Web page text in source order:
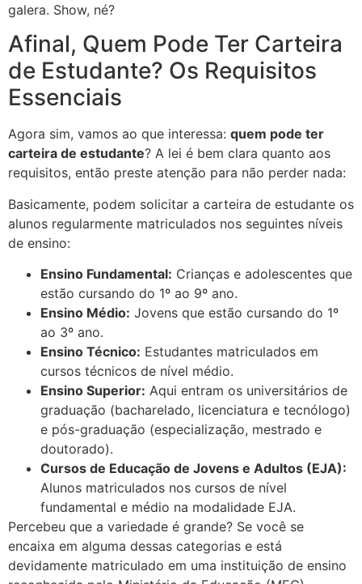
galera. Show, né?
Afinal, Quem Pode Ter Carteira
de Estudante? Os Requisitos
Essenciais
Agora sim, vamos ao que interessa: quem pode ter
carteira de estudante? A lei é bem clara quanto aos
requisitos, então preste atenção para não perder nada:
Basicamente, podem solicitar a carteira de estudante os
alunos regularmente matriculados nos seguintes níveis
de ensino:
Ensino Fundamental: Crianças e adolescentes que
estão cursando do 1º ao 9º ano.
Ensino Médio: Jovens que estão cursando do 1º
ao 3º ano.
Ensino Técnico: Estudantes matriculados em
cursos técnicos de nível médio.
Ensino Superior: Aqui entram os universitários de
graduação (bacharelado, licenciatura e tecnólogo)
e pós-graduação (especialização, mestrado e
doutorado).
Cursos de Educação de Jovens e Adultos (EJA):
Alunos matriculados nos cursos de nível
fundamental e médio na modalidade EJA.
Percebeu que a variedade é grande? Se você se
encaixa em alguma dessas categorias e está
devidamente matriculado em uma instituição de ensino